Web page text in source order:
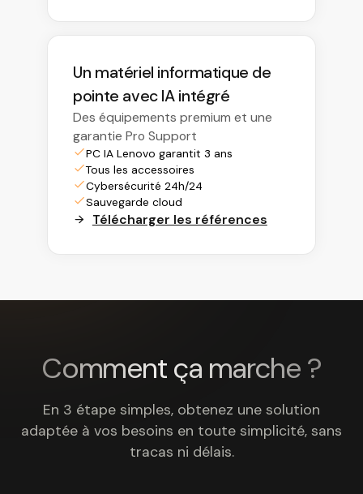
Un matériel informatique de
pointe avec IA intégré
Des équipements premium et une
garantie Pro Support
PC IA Lenovo garantit 3 ans
Tous les accessoires
Cybersécurité 24h/24
Sauvegarde cloud
Télécharger les références
Comment ça marche ?
En 3 étape simples, obtenez une solution
adaptée à vos besoins en toute simplicité, sans
tracas ni délais.